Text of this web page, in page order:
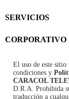
SERVICIOS
CORPORATIVO
El uso de este
condiciones y
CARACOL
D.R.A. Prohibida
traducción a